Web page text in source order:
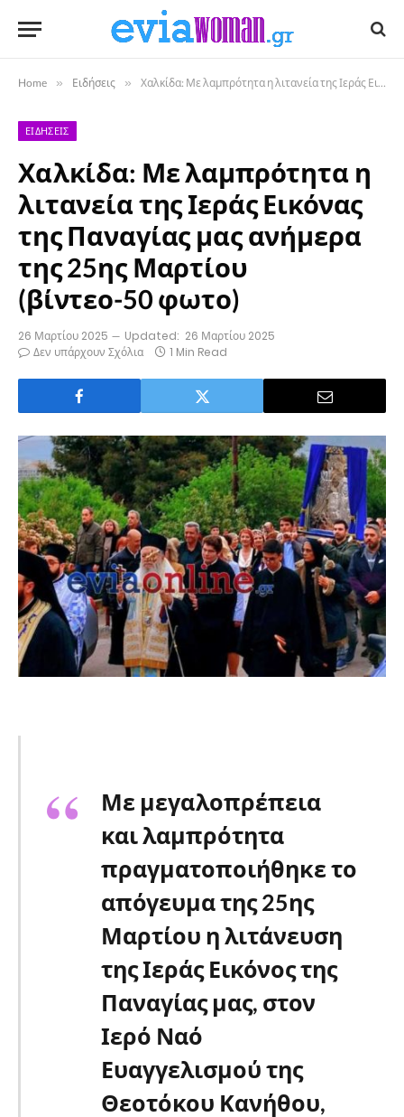
Home » Ειδήσεις » Χαλκίδα: Με λαμπρότητα η λιτανεία της Ιεράς Εικόνας της Παναγίας μας ανήμερα της 25ης Μαρτίου (βίντεο-50 φωτο)
ΕΙΔΉΣΕΙΣ
Χαλκίδα: Με λαμπρότητα η
λιτανεία της Ιεράς Εικόνας
της Παναγίας μας ανήμερα
της 25ης Μαρτίου
(βίντεο-50 φωτο)
26 Μαρτίου 2025 Updated: 26 Μαρτίου 2025
Δεν υπάρχουν Σχόλια
1 Min Read
Με μεγαλοπρέπεια
και λαμπρότητα
πραγματοποιήθηκε το
απόγευμα της 25ης
Μαρτίου η λιτάνευση
της Ιεράς Εικόνος της
Παναγίας μας, στον
Ιερό Ναό
Ευαγγελισμού της
Θεοτόκου Κανήθου,